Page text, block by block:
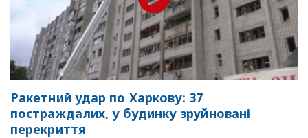
Ракетний удар по Харкову: 37
постраждалих, у будинку зруйновані
перекриття